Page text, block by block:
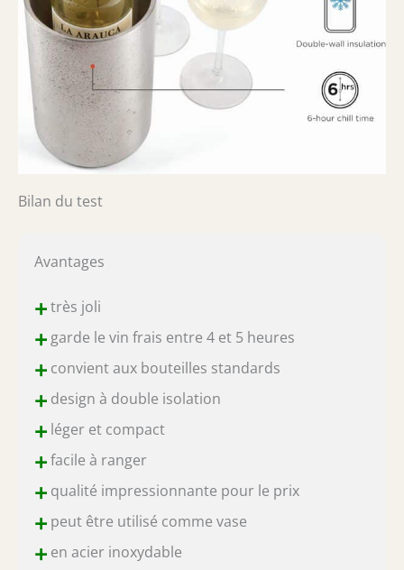
Bilan du test
Avantages
+très joli
+garde le vin frais entre 4 et 5 heures
+convient aux bouteilles standards
+design à double isolation
+léger et compact
+facile à ranger
+qualité impressionnante pour le prix
+peut être utilisé comme vase
+en acier inoxydable